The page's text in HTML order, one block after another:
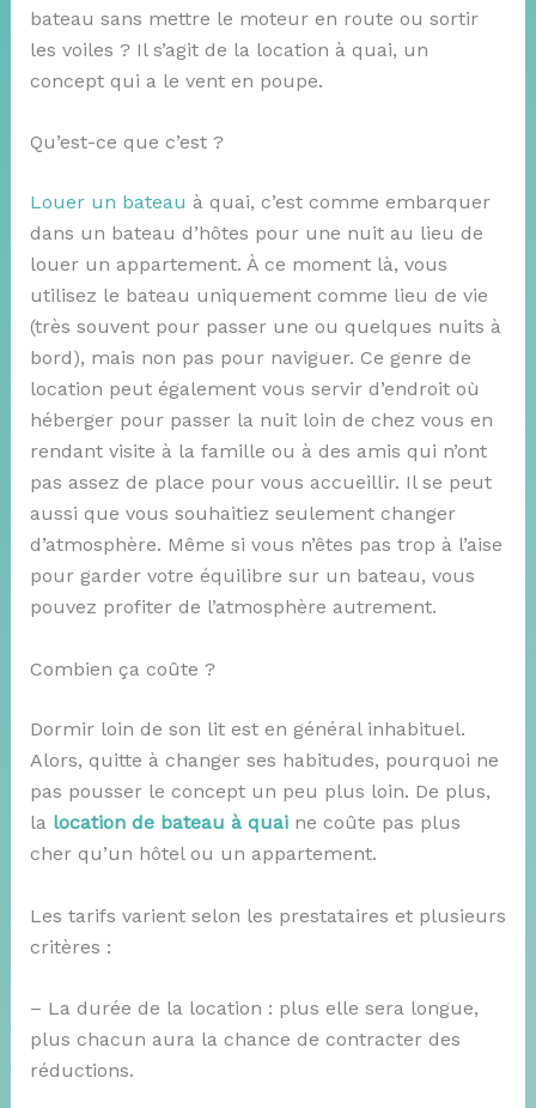
bateau sans mettre le moteur en route ou sortir
les voiles ? Il s’agit de la location à quai, un
concept qui a le vent en poupe.
Qu’est-ce que c’est ?
Louer un bateau à quai, c’est comme embarquer
dans un bateau d’hôtes pour une nuit au lieu de
louer un appartement. À ce moment là, vous
utilisez le bateau uniquement comme lieu de vie
(très souvent pour passer une ou quelques nuits à
bord), mais non pas pour naviguer. Ce genre de
location peut également vous servir d’endroit où
héberger pour passer la nuit loin de chez vous en
rendant visite à la famille ou à des amis qui n’ont
pas assez de place pour vous accueillir. Il se peut
aussi que vous souhaitiez seulement changer
d’atmosphère. Même si vous n’êtes pas trop à l’aise
pour garder votre équilibre sur un bateau, vous
pouvez profiter de l’atmosphère autrement.
Combien ça coûte ?
Dormir loin de son lit est en général inhabituel.
Alors, quitte à changer ses habitudes, pourquoi ne
pas pousser le concept un peu plus loin. De plus,
la location de bateau à quai ne coûte pas plus
cher qu’un hôtel ou un appartement.
Les tarifs varient selon les prestataires et plusieurs
critères :
– La durée de la location : plus elle sera longue,
plus chacun aura la chance de contracter des
réductions.